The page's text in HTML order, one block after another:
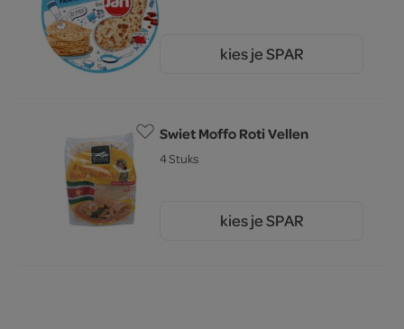
kies je SPAR
Swiet Moffo Roti Vellen
4 Stuks
kies je SPAR